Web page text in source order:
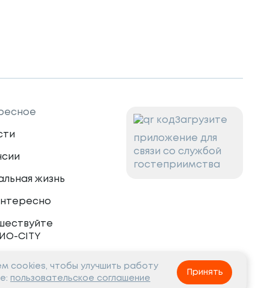
жизнь
CITY
Загрузите
приложение для
связи со службой
гостеприимства
cookies, чтобы улучшить работу
пользовательское соглашение
Принять